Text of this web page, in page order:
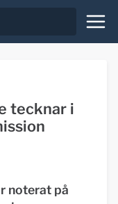
tecknar i
noterat på